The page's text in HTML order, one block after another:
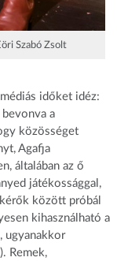
Szabó Zsolt
időket idéz:
a
közösséget
Agafja
általában az ő
játékossággal,
között próbál
kihasználható a
ugyanakkor
Remek,